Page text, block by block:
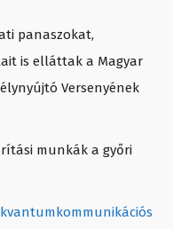
panaszokat,
is elláttak a Magyar
Versenyének
munkák a győri